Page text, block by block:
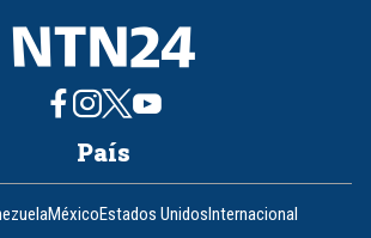
País
MéxicoEstados UnidosInternacional